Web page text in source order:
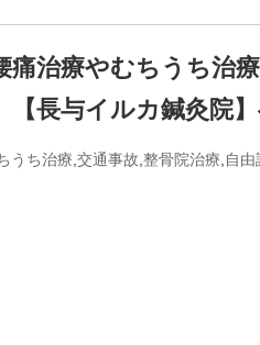
痛治療やむちうち治
長与イルカ鍼灸院】
うち治療 交通事故 整骨院治療 自由